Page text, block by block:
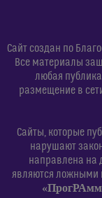
Сайт создан по
Все материалы
любая
размещение в
Сайты, которые
нарушают
направлена на
являются ложными